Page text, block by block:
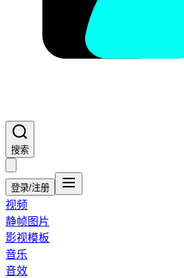
搜索
登录/注册
视频
静帧图片
影视模板
音乐
音效